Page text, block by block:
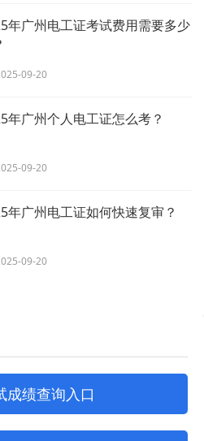
年广州电工证考试费用需要多少
09-20
年广州个人电工证怎么考？
09-20
年广州电工证如何快速复审？
09-20
成绩查询入口